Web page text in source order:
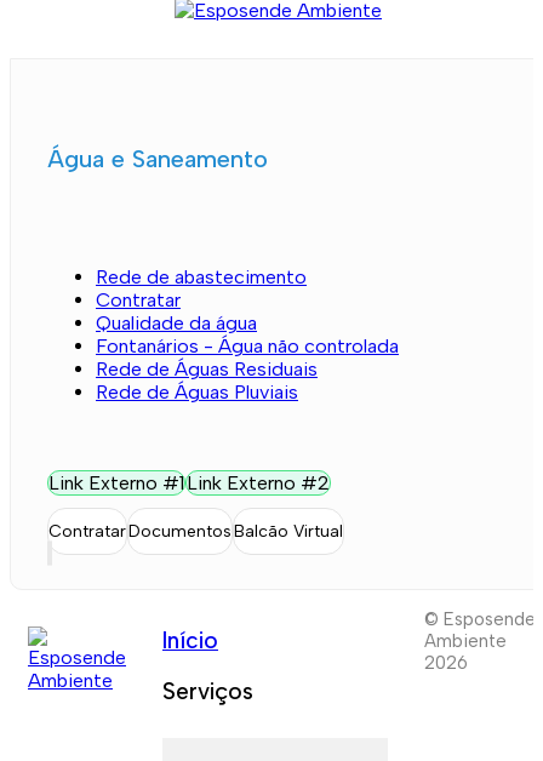
Água e Saneamento
Rede de abastecimento
Contratar
Qualidade da água
Fontanários - Água não controlada
Rede de Águas Residuais
Rede de Águas Pluviais
Link Externo #1Link Externo #2
ContratarDocumentosBalcão Virtual
Início
Serviços
© Esposende
Ambiente
2026